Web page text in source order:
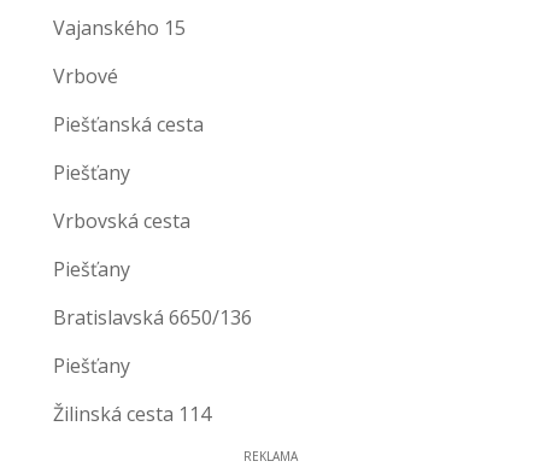
Vajanského 15
Vrbové
Piešťanská cesta
Piešťany
Vrbovská cesta
Piešťany
Bratislavská 6650/136
Piešťany
Žilinská cesta 114
REKLAMA